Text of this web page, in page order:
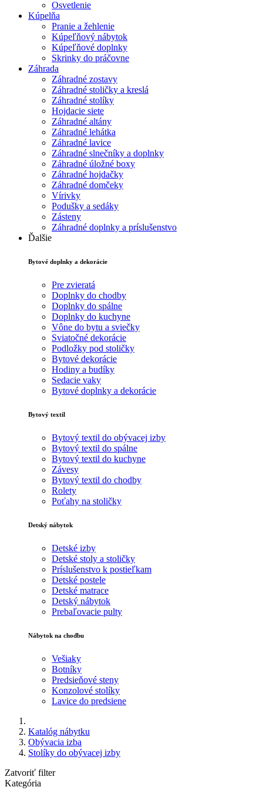
Osvetlenie
Kúpelňa
Pranie a žehlenie
Kúpeľňový nábytok
Kúpeľňové doplnky
Skrinky do práčovne
Záhrada
Záhradné zostavy
Záhradné stoličky a kreslá
Záhradné stolíky
Hojdacie siete
Záhradné altány
Záhradné lehátka
Záhradné lavice
Záhradné slnečníky a doplnky
Záhradné úložné boxy
Záhradné hojdačky
Záhradné domčeky
Vírivky
Podušky a sedáky
Zásteny
Záhradné doplnky a príslušenstvo
Ďalšie
Bytové doplnky a dekorácie
Pre zvieratá
Doplnky do chodby
Doplnky do spálne
Doplnky do kuchyne
Vône do bytu a sviečky
Sviatočné dekorácie
Podložky pod stoličky
Bytové dekorácie
Hodiny a budíky
Sedacie vaky
Bytové doplnky a dekorácie
Bytový textil
Bytový textil do obývacej izby
Bytový textil do spálne
Bytový textil do kuchyne
Závesy
Bytový textil do chodby
Rolety
Poťahy na stoličky
Detský nábytok
Detské izby
Detské stoly a stoličky
Príslušenstvo k postieľkam
Detské postele
Detské matrace
Detský nábytok
Prebaľovacie pulty
Nábytok na chodbu
Vešiaky
Botníky
Predsieňové steny
Konzolové stolíky
Lavice do predsiene
Katalóg nábytku
Obývacia izba
Stolíky do obývacej izby
Zatvoriť filter
Kategória